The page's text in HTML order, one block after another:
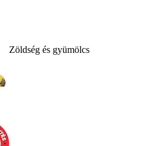
Zöldség és gyümölcs